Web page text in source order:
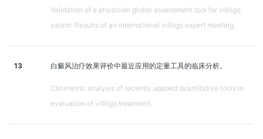
Validation of a physician global assessment tool for vitiligo
extent: Results of an international vitiligo expert meeting.
13 白癜风治疗效果评价中最近应用的定量工具的临床分析。
Clinimetric analysis of recently applied quantitative tools in
evaluation of vitiligo treatment.